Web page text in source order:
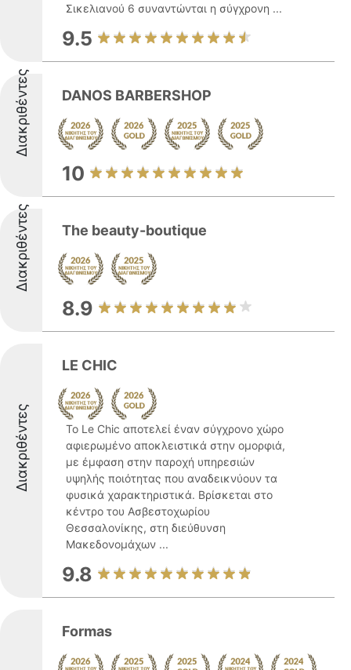
Σικελιανού 6 συναντώνται η σύγχρονη ...
9.5
Διακριθέντες DANOS BARBERSHOP
10
Διακριθέντες The beauty-boutique
8.9
Διακριθέντες
LE CHIC
Το Le Chic αποτελεί έναν σύγχρονο χώρο
αφιερωμένο αποκλειστικά στην ομορφιά,
με έμφαση στην παροχή υπηρεσιών
υψηλής ποιότητας που αναδεικνύουν τα
φυσικά χαρακτηριστικά. Βρίσκεται στο
κέντρο του Ασβεστοχωρίου
Θεσσαλονίκης, στη διεύθυνση
Μακεδονομάχων ...
9.8
Formas